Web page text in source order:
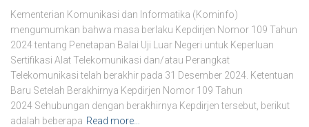
Kementerian Komunikasi dan Informatika (Kominfo)
mengumumkan bahwa masa berlaku Kepdirjen Nomor 109 Tahun
2024 tentang Penetapan Balai Uji Luar Negeri untuk Keperluan
Sertifikasi Alat Telekomunikasi dan/atau Perangkat
Telekomunikasi telah berakhir pada 31 Desember 2024. Ketentuan
Baru Setelah Berakhirnya Kepdirjen Nomor 109 Tahun
2024 Sehubungan dengan berakhirnya Kepdirjen tersebut, berikut
adalah beberapa Read more…